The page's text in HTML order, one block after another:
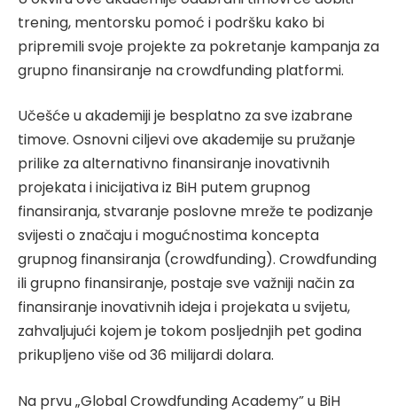
trening, mentorsku pomoć i podršku kako bi
pripremili svoje projekte za pokretanje kampanja za
grupno finansiranje na crowdfunding platformi.
Učešće u akademiji je besplatno za sve izabrane
timove. Osnovni ciljevi ove akademije su pružanje
prilike za alternativno finansiranje inovativnih
projekata i inicijativa iz BiH putem grupnog
finansiranja, stvaranje poslovne mreže te podizanje
svijesti o značaju i mogućnostima koncepta
grupnog finansiranja (crowdfunding). Crowdfunding
ili grupno finansiranje, postaje sve važniji način za
finansiranje inovativnih ideja i projekata u svijetu,
zahvaljujući kojem je tokom posljednjih pet godina
prikupljeno više od 36 milijardi dolara.
Na prvu „Global Crowdfunding Academy” u BiH